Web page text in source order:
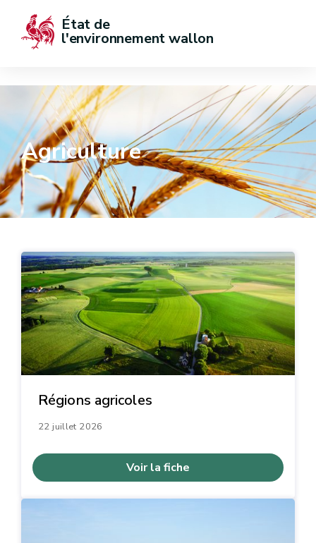
État de
l'environnement wallon
Agriculture
Régions agricoles
22 juillet 2026
Voir la fiche